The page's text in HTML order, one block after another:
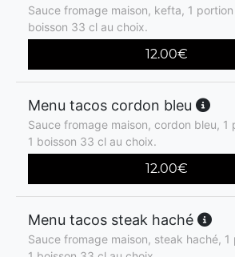
Sauce fromage maison, kefta, 1
boisson 33 cl au choix.
12.00€
Menu tacos cordon bleu
Sauce fromage maison, cordon bleu,
1 boisson 33 cl au choix.
12.00€
Menu tacos steak haché
Sauce fromage maison, steak haché,